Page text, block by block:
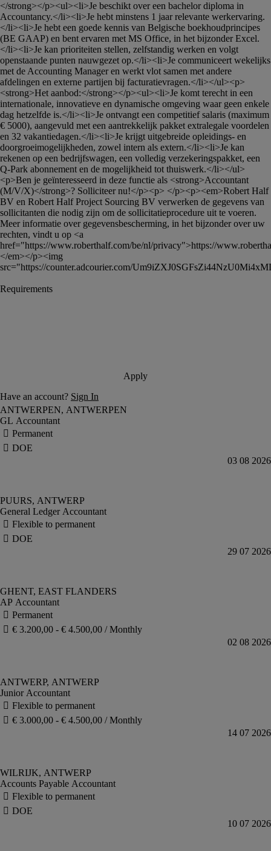
</strong></p><ul><li>Je beschikt over een bachelor diploma in
Accountancy.</li><li>Je hebt minstens 1 jaar relevante werkervaring.
</li><li>Je hebt een goede kennis van Belgische boekhoudprincipes
(BE GAAP) en bent ervaren met MS Office, in het bijzonder Excel.
</li><li>Je kan prioriteiten stellen, zelfstandig werken en volgt
openstaande punten nauwgezet op.</li><li>Je communiceert wekelijks
met de Accounting Manager en werkt vlot samen met andere
afdelingen en externe partijen bij facturatievragen.</li></ul><p>
<strong>Het aanbod:</strong></p><ul><li>Je komt terecht in een
internationale, innovatieve en dynamische omgeving waar geen enkele
dag hetzelfde is.</li><li>Je ontvangt een competitief salaris (maximum
€ 5000), aangevuld met een aantrekkelijk pakket extralegale voordelen
en 32 vakantiedagen.</li><li>Je krijgt uitgebreide opleidings- en
doorgroeimogelijkheden, zowel intern als extern.</li><li>Je kan
rekenen op een bedrijfswagen, een volledig verzekeringspakket, een
Q-Park abonnement en de mogelijkheid tot thuiswerk.</li></ul>
<p>Ben je geïnteresseerd in deze functie als <strong>Accountant
(M/V/X)</strong>? Solliciteer nu!</p><p> </p><p><em>Robert Half
BV en Robert Half Project Sourcing BV verwerken de gegevens van
sollicitanten die nodig zijn om de sollicitatieprocedure uit te voeren.
Meer informatie over gegevensbescherming, in het bijzonder over uw
rechten, vindt u op <a
href="https://www.roberthalf.com/be/nl/privacy">https://
</em></p><img
src="https://counter.adcourier.com/
GL Accountant
General Ledger Accountant
AP Accountant
Junior Accountant
Accounts Payable Accountant